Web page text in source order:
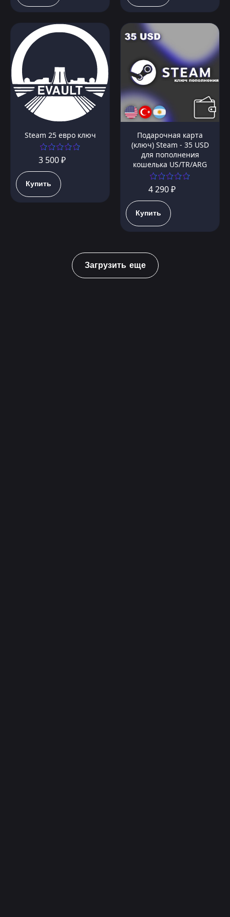
Steam 25 евро ключ
3 500 ₽
Купить
Подарочная карта
(ключ) Steam - 35 USD
для пополнения
кошелька US/TR/ARG
4 290 ₽
Купить
Загрузить еще